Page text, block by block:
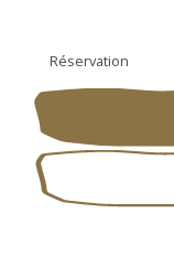
Réservation